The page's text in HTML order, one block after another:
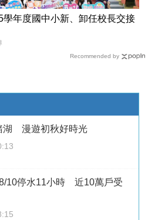
年度國中小新、卸任校長交接
Recommended by
湖 漫遊初秋好時光
10停水11小時 近10萬戶受